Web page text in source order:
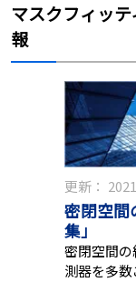
マスクフィッ
報
更新：
密閉空間
集」
密閉空間
測器を多数